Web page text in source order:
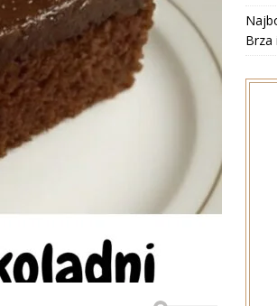
Brza